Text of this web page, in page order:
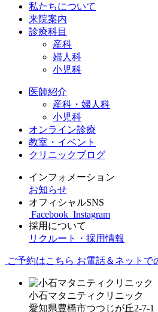
私たちについて
来院案内
診療科目
産科
婦人科
小児科
医師紹介
産科・婦人科
小児科
オンライン診療
教室・イベント
クリニックブログ
インフォメーション
お知らせ
オフィシャルSNS
Facebook Instagram
採用について
リクルート・採用情報
ご予約はこちら お電話＆ネットで
小石マタニティクリニック
愛知県豊橋市つつじが丘2-7-1